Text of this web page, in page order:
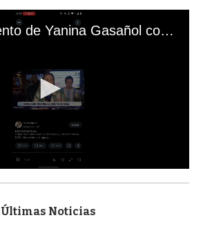
El mal momento de Yanina Gasañol con un hincha argentino en "Subrayado"
Últimas Noticias